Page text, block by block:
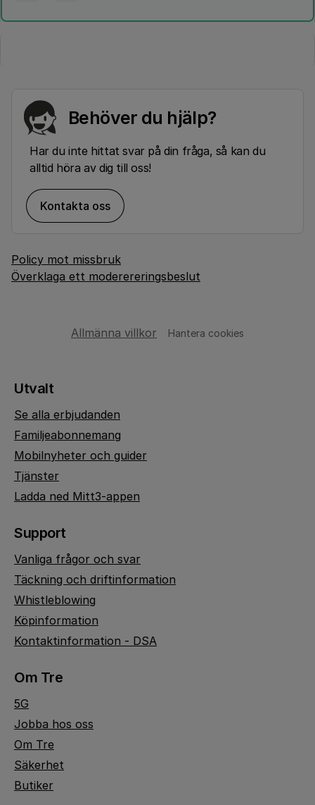
Behöver du hjälp?
Har du inte hittat svar på din fråga, så kan du
alltid höra av dig till oss!
Kontakta oss
Policy mot missbruk
Överklaga ett moderereringsbeslut
Allmänna villkor Hantera cookies
Utvalt
Se alla erbjudanden
Familjeabonnemang
Mobilnyheter och guider
Tjänster
Ladda ned Mitt3-appen
Support
Vanliga frågor och svar
Täckning och driftinformation
Whistleblowing
Köpinformation
Kontaktinformation - DSA
Om Tre
5G
Jobba hos oss
Om Tre
Säkerhet
Butiker